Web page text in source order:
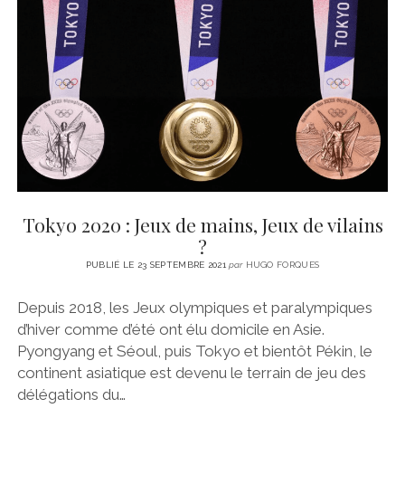
Tokyo 2020 : Jeux de mains, Jeux de vilains
?
PUBLIÉ LE 23 SEPTEMBRE 2021parHUGO FORQUES
Depuis 2018, les Jeux olympiques et paralympiques
d’hiver comme d’été ont élu domicile en Asie.
Pyongyang et Séoul, puis Tokyo et bientôt Pékin, le
continent asiatique est devenu le terrain de jeu des
délégations du…